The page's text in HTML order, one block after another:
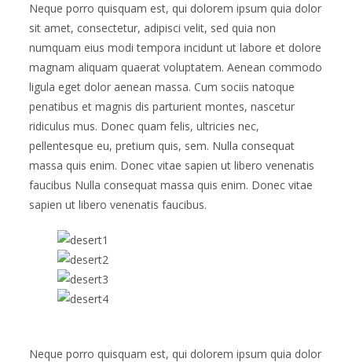
Neque porro quisquam est, qui dolorem ipsum quia dolor
sit amet, consectetur, adipisci velit, sed quia non
numquam eius modi tempora incidunt ut labore et dolore
magnam aliquam quaerat voluptatem. Aenean commodo
ligula eget dolor aenean massa. Cum sociis natoque
penatibus et magnis dis parturient montes, nascetur
ridiculus mus. Donec quam felis, ultricies nec,
pellentesque eu, pretium quis, sem. Nulla consequat
massa quis enim. Donec vitae sapien ut libero venenatis
faucibus Nulla consequat massa quis enim. Donec vitae
sapien ut libero venenatis faucibus.
Neque porro quisquam est, qui dolorem ipsum quia dolor